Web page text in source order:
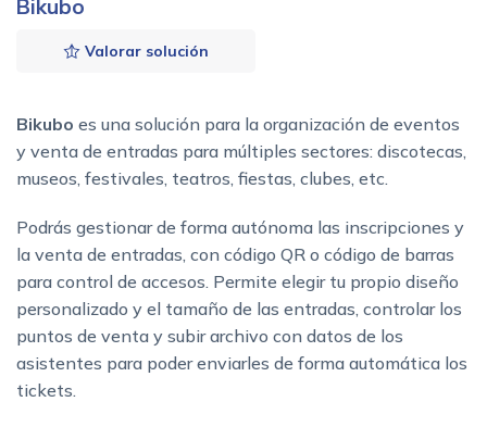
Bikubo
Valorar solución
Bikubo es una solución para la organización de eventos
y venta de entradas para múltiples sectores: discotecas,
museos, festivales, teatros, fiestas, clubes, etc.
Podrás gestionar de forma autónoma las inscripciones y
la venta de entradas, con código QR o código de barras
para control de accesos. Permite elegir tu propio diseño
personalizado y el tamaño de las entradas, controlar los
puntos de venta y subir archivo con datos de los
asistentes para poder enviarles de forma automática los
tickets.